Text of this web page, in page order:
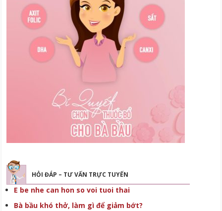
HỎI ĐÁP – TƯ VẤN TRỰC TUYẾN
E be nhe can hon so voi tuoi thai
Bà bầu khó thở, làm gì để giảm bớt?